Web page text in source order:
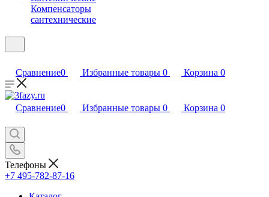
Компенсаторы
сантехнические
Сравнение0 Избранные товары 0 Корзина 0
Сравнение0 Избранные товары 0 Корзина 0
Телефоны
+7 495-782-87-16